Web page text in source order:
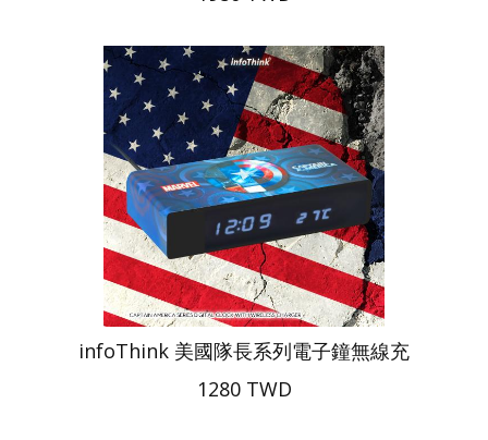
infoThink 美國隊長系列電子鐘無線充
1280 TWD